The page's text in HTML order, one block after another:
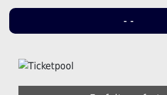
- -